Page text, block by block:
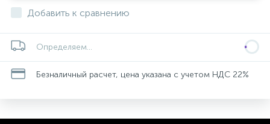
Добавить к сравнению
Определяем...
Безналичный расчет, цена указана с учетом НДС 22%